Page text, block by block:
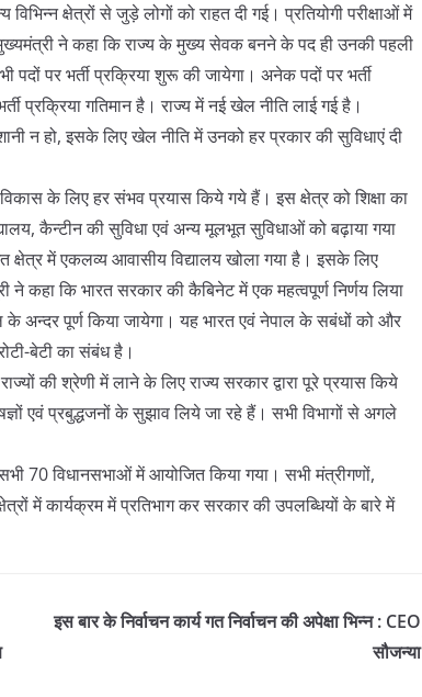
क्षेत्रों से जुड़े लोगों को राहत दी गई। प्रतियोगी परीक्षाओं में
ने कहा कि राज्य के मुख्य सेवक बनने के पद ही उनकी पहली
पदों पर भर्ती प्रक्रिया शुरू की जायेगा। अनेक पदों पर भर्ती
प्रक्रिया गतिमान है। राज्य में नई खेल नीति लाई गई है।
न हो, इसके लिए खेल नीति में उनको हर प्रकार की सुविधाएं दी
के लिए हर संभव प्रयास किये गये हैं। इस क्षेत्र को शिक्षा का
कैन्टीन की सुविधा एवं अन्य मूलभूत सुविधाओं को बढ़ाया गया
क्षेत्र में एकलव्य आवासीय विद्यालय खोला गया है। इसके लिए
ने कहा कि भारत सरकार की कैबिनेट में एक महत्वपूर्ण निर्णय लिया
के अन्दर पूर्ण किया जायेगा। यह भारत एवं नेपाल के सबंधों को और
बेटी का संबंध है।
की श्रेणी में लाने के लिए राज्य सरकार द्वारा पूरे प्रयास किये
एवं प्रबुद्धजनों के सुझाव लिये जा रहे हैं। सभी विभागों से अगले
70 विधानसभाओं में आयोजित किया गया। सभी मंत्रीगणों,
में कार्यक्रम में प्रतिभाग कर सरकार की उपलब्धियों के बारे में
इस बार के निर्वाचन कार्य गत निर्वाचन की अपेक्षा भिन्न : CEO
सौजन्या